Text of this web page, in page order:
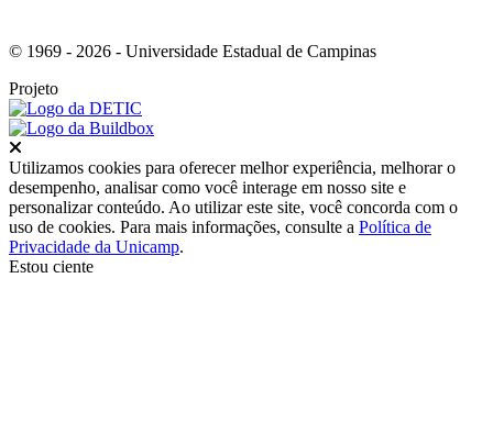
© 1969 - 2026 - Universidade Estadual de Campinas
Projeto
Utilizamos cookies para oferecer melhor experiência, melhorar o
desempenho, analisar como você interage em nosso site e
personalizar conteúdo. Ao utilizar este site, você concorda com o
uso de cookies. Para mais informações, consulte a Política de
Privacidade da Unicamp.
Estou ciente